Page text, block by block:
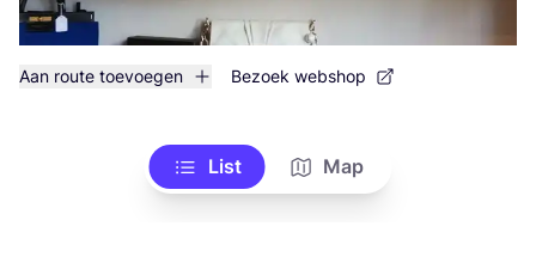
Aan route toevoegen Bezoek webshop
List Map